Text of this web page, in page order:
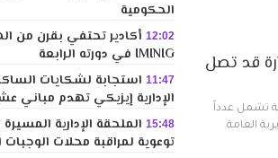
قد تصل
تشمل عدداً
العامة
الحكومية
12:02 أكادير تحتفي بقرن من
IMINIG في دورته الرابعة
11:47 استجابة لشكايات
الإدارية إيزيكي تهدم مباني
15:48 الملحقة الإدارية
توعوية لمراقبة محلات